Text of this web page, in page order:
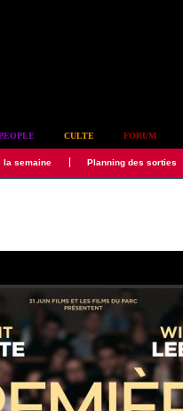
CULTE FORUM
la semaine Planning des sorties